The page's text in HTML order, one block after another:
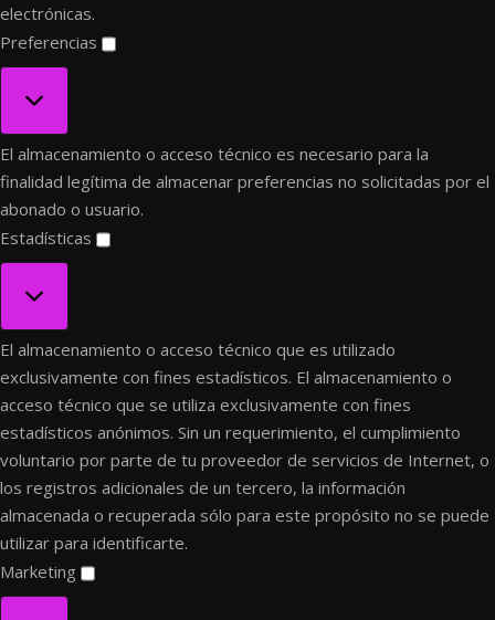
electrónicas.
Preferencias
Preferencias
El almacenamiento o acceso técnico es necesario para la
finalidad legítima de almacenar preferencias no solicitadas por el
abonado o usuario.
Estadísticas
Estadísticas
El almacenamiento o acceso técnico que es utilizado
exclusivamente con fines estadísticos. El almacenamiento o
acceso técnico que se utiliza exclusivamente con fines
estadísticos anónimos. Sin un requerimiento, el cumplimiento
voluntario por parte de tu proveedor de servicios de Internet, o
los registros adicionales de un tercero, la información
almacenada o recuperada sólo para este propósito no se puede
utilizar para identificarte.
Marketing
Marketing